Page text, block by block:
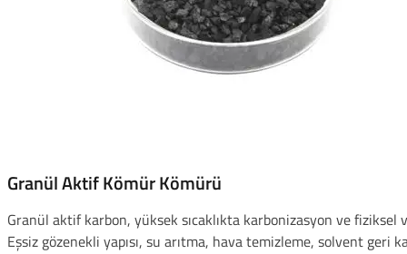
Granül Aktif Kömür Kömürü
Granül aktif karbon, yüksek sıcaklıkta karbonizasyon ve
Eşsiz gözenekli yapısı, su arıtma, hava temizleme, solvent geri